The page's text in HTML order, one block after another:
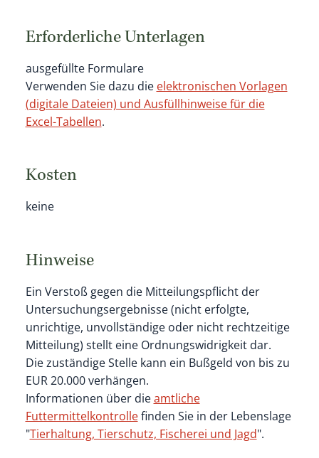
Erforderliche Unterlagen
ausgefüllte Formulare
Verwenden Sie dazu die elektronischen Vorlagen
(digitale Dateien) und Ausfüllhinweise für die
Excel-Tabellen.
Kosten
keine
Hinweise
Ein Verstoß gegen die Mitteilungspflicht der
Untersuchungsergebnisse (nicht erfolgte,
unrichtige, unvollständige oder nicht rechtzeitige
Mitteilung) stellt eine Ordnungswidrigkeit dar.
Die zuständige Stelle kann ein Bußgeld von bis zu
EUR 20.000 verhängen.
Informationen über dieamtliche
Futtermittelkontrollefinden Sie in der Lebenslage
"Tierhaltung, Tierschutz, Fischerei und Jagd".